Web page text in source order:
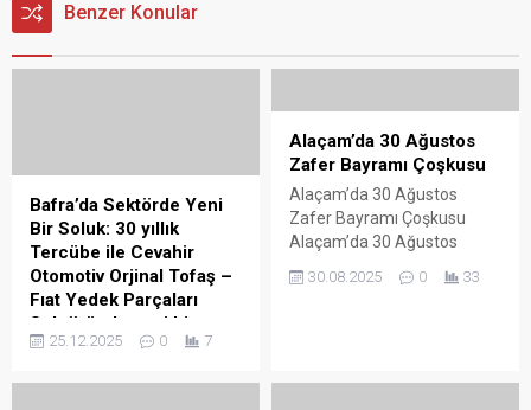
Benzer Konular
Bafra’da Sektörde Yeni
Bir Soluk: 30 yıllık
Tercübe ile Cevahir
Otomotiv Orjinal Tofaş –
Fıat Yedek Parçaları
Sektöründe yeni bir
soluk getirecek
25.12.2025 0 7
Alaçam’da 30 Ağustos
Zafer Bayramı Çoşkusu
Alaçam’da 30 Ağustos
Zafer Bayramı Çoşkusu
Alaçam’da 30 Ağustos
Zafer Bayramının 103. cü yıl
dönümü kapsamında çelenk
Alaçam’da 30 Ağustos
30.08.2025 0 33